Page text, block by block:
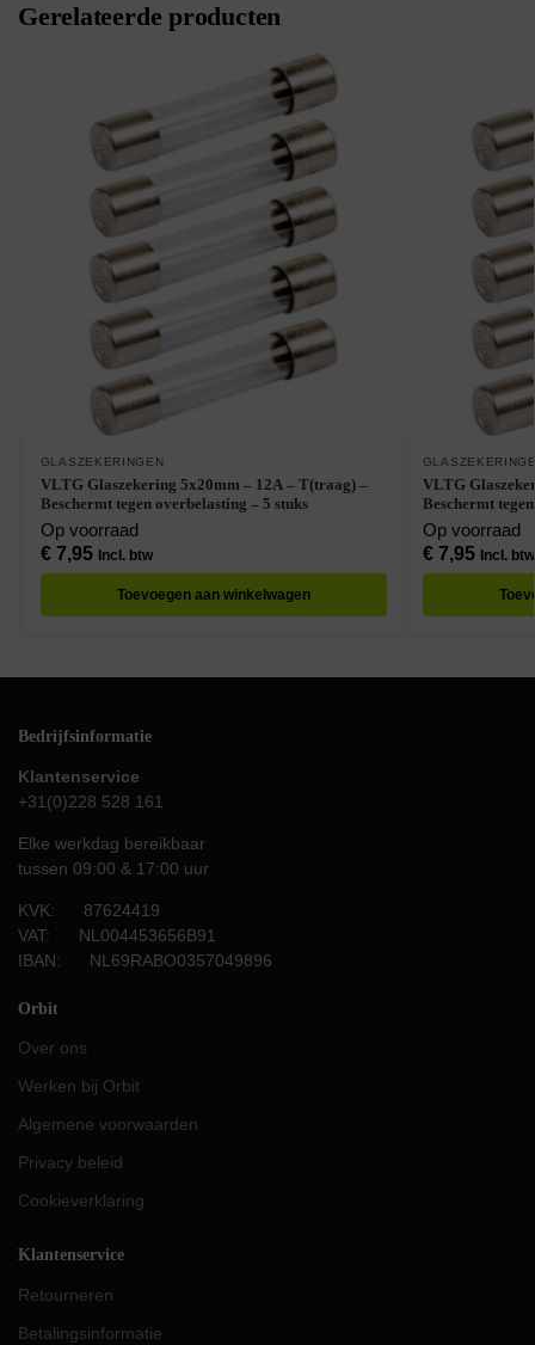
Gerelateerde producten
GLASZEKERINGEN
VLTG Glaszekering 5x20mm – 12A – T(traag) –
Beschermt tegen overbelasting – 5 stuks
Op voorraad
€7,95 Incl. btw
Toevoegen aan winkelwagen
VLTG
Beschermt
Op voorraad
€7,95 Incl. btw
Bedrijfsinformatie
Klantenservice
+31(0)228 528 161
Elke werkdag bereikbaar
tussen 09:00 & 17:00 uur
KVK: 87624419
VAT: NL004453656B91
IBAN: NL69RABO0357049896
Orbit
Over ons
Werken bij Orbit
Algemene voorwaarden
Privacy beleid
Cookieverklaring
Klantenservice
Retourneren
Betalingsinformatie